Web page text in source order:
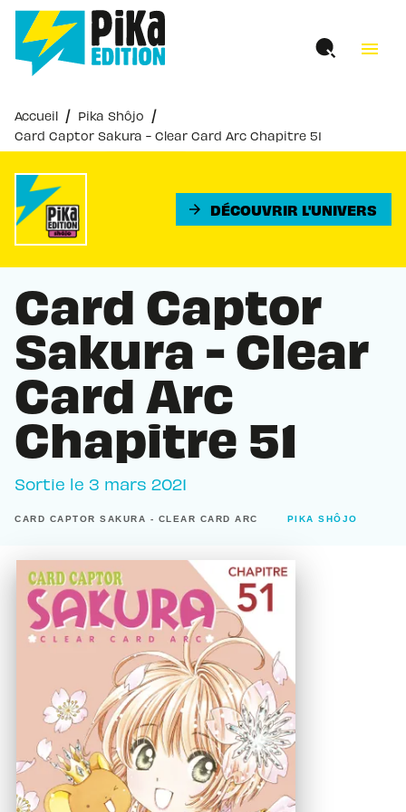
MENU RECHERCHE
PIED DE PAGE
menu
Accueil / Pika Shôjo /
Card Captor Sakura - Clear Card Arc Chapitre 51
arrow_forward DÉCOUVRIR L'UNIVERS
Card Captor
Sakura - Clear
Card Arc
Chapitre 51
Sortie le 3 mars 2021
CARD CAPTOR SAKURA - CLEAR CARD ARC PIKA SHÔJO